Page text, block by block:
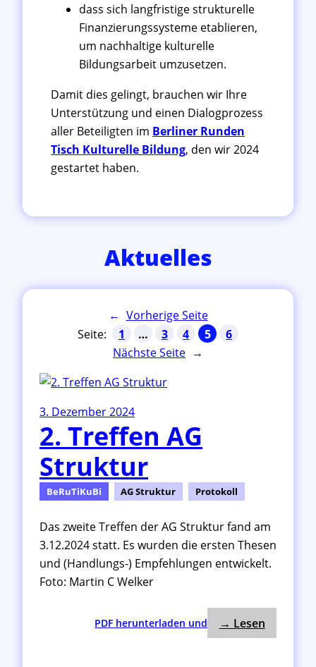
dass sich langfristige strukturelle
Finanzierungssysteme etablieren,
um nachhaltige kulturelle
Bildungsarbeit umzusetzen.
Damit dies gelingt, brauchen wir Ihre
Unterstützung und einen Dialogprozess
aller Beteiligten im Berliner Runden
Tisch Kulturelle Bildung, den wir 2024
gestartet haben.
Aktuelles
← Vorherige Seite
1
… 3 4 5
6
Nächste Seite →
3. Dezember 2024
2. Treffen AG
Struktur
BeRuTiKuBi AG Struktur Protokoll
Das zweite Treffen der AG Struktur fand am
3.12.2024 statt. Es wurden die ersten Thesen
und (Handlungs-) Empfehlungen entwickelt.
Foto: Martin C Welker
PDF herunterladen und
2
→ Lesen: 2.